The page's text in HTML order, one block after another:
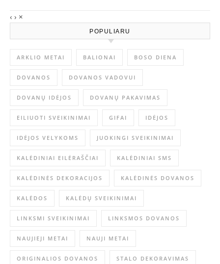
‹ › ×
POPULIARU
ARKLIO METAI BALIONAI BOSO DIENA
DOVANOS DOVANOS VADOVUI
DOVANŲ IDĖJOS DOVANŲ PAKAVIMAS
EILIUOTI SVEIKINIMAI GIFAI IDĖJOS
IDĖJOS VELYKOMS JUOKINGI SVEIKINIMAI
KALĖDINIAI EILĖRAŠČIAI KALĖDINIAI SMS
KALĖDINĖS DEKORACIJOS KALĖDINĖS DOVANOS
KALĖDOS KALĖDŲ SVEIKINIMAI
LINKSMI SVEIKINIMAI LINKSMOS DOVANOS
NAUJIEJI METAI NAUJI METAI
ORIGINALIOS DOVANOS STALO DEKORAVIMAS